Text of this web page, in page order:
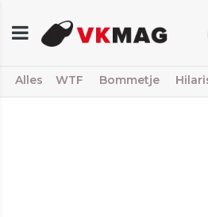
Alles WTF Bommetje